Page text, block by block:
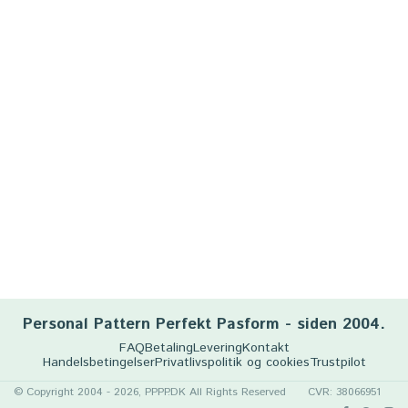
Personal Pattern Perfekt Pasform - siden 2004.
FAQBetalingLeveringKontakt
HandelsbetingelserPrivatlivspolitik og cookiesTrustpilot
© Copyright 2004 - 2026, PPPP.DK All Rights Reserved CVR: 38066951